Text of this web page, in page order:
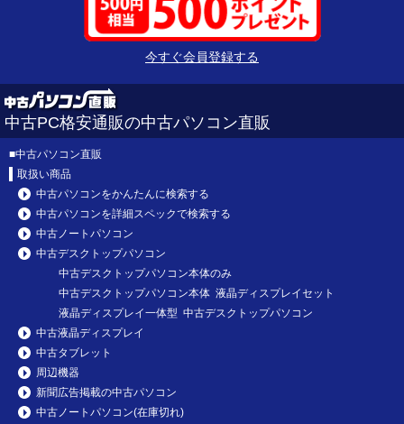
今すぐ会員登録する
中古PC格安通販の中古パソコン直販
■中古パソコン直販
取扱い商品
中古パソコンをかんたんに検索する
中古パソコンを詳細スペックで検索する
中古ノートパソコン
中古デスクトップパソコン
中古デスクトップパソコン本体のみ
中古デスクトップパソコン本体 液晶ディスプレイセット
液晶ディスプレイ一体型 中古デスクトップパソコン
中古液晶ディスプレイ
中古タブレット
周辺機器
新聞広告掲載の中古パソコン
中古ノートパソコン(在庫切れ)